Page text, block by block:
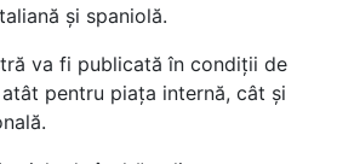
și spaniolă.
va fi publicată în condiții de
pentru piața internă, cât și